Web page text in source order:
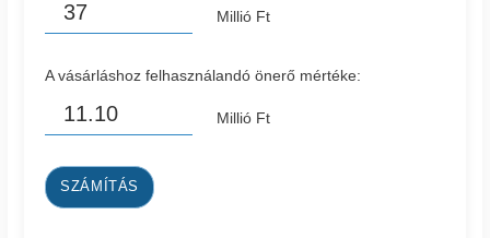
Millió Ft
A vásárláshoz felhasználandó önerő mértéke:
Millió Ft
SZÁMÍTÁS